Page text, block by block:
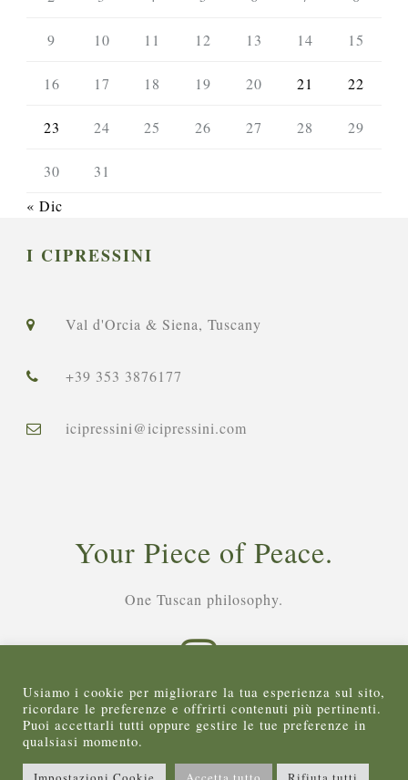
9 10 11 12 13 14 15
16 17 18 19 20 21 22
23 24 25 26 27 28 29
30
31
« Dic
I CIPRESSINI
Val d'Orcia & Siena, Tuscany
+39 353 3876177
icipressini@icipressini.com
Your Piece of Peace.
One Tuscan philosophy.
AZIENDA AGRICOLA “I CIPRESSINI” di Thiago Bernabei
Usiamo i cookie per migliorare la tua esperienza sul sito,
ricordare le preferenze e offrirti contenuti più pertinenti.
Puoi accettarli tutti oppure gestire le tue preferenze in
qualsiasi momento.